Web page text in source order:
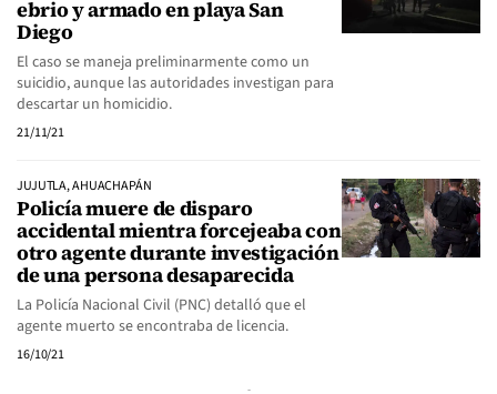
ebrio y armado en playa San
Diego
El caso se maneja preliminarmente como un
suicidio, aunque las autoridades investigan para
descartar un homicidio.
21/11/21
JUJUTLA, AHUACHAPÁN
Policía muere de disparo
accidental mientra forcejeaba con
otro agente durante investigación
de una persona desaparecida
La Policía Nacional Civil (PNC) detalló que el
agente muerto se encontraba de licencia.
16/10/21